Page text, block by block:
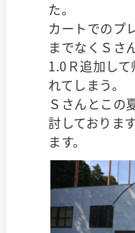
た。
カートでのプ
までなくＳさ
1.0Ｒ追加し
れてしまう。
Ｓさんとこの
討しておりま
ます。